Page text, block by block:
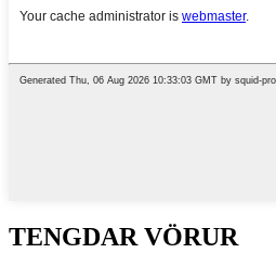
TENGDAR VÖRUR